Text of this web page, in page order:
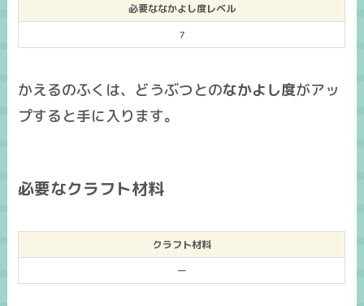
必要ななかよし度レベル
7
かえるのふくは、どうぶつとのなかよし度がアッ
プすると手に入ります。
必要なクラフト材料
クラフト材料
ー